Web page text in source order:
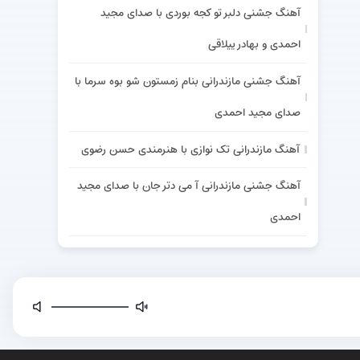
آهنگ جشنی دلبر تو کجه بوردی با صدای مجید
احمدی و بهادر ییلاقی
آهنگ جشنی مازندرانی بنام زمستون شو بوه سرما با
صدای مجید احمدی
آهنگ مازندرانی تک نوازی با هنرمندی حسن رضوی
آهنگ جشنی مازندرانی آ می دتر جان با صدای مجید
احمدی